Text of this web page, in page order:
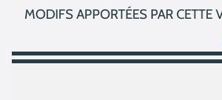
MODIFS APPORTÉES PAR CETTE